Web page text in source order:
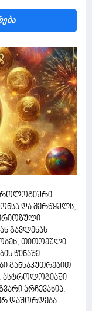
და მერწყულს,
გავლენას
თითოეული
წინაშე
განსაკუთრებით
ასტროლოგიაში
არჩევანია.
დაშორდება.